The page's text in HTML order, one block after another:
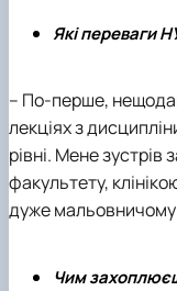
Які переваги
– По-перше,
лекціях з
рівні. Мене зустрів
факультету,
дуже мальовничому
Чим